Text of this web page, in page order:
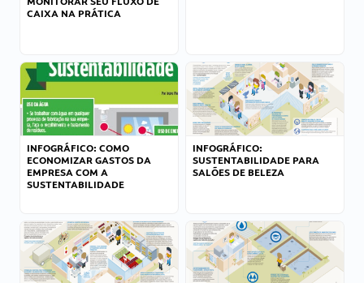
CAIXA NA PRÁTICA
INFOGRÁFICO: COMO
ECONOMIZAR GASTOS DA
EMPRESA COM A
SUSTENTABILIDADE
INFOGRÁFICO:
SUSTENTABILIDADE PARA
SALÕES DE BELEZA